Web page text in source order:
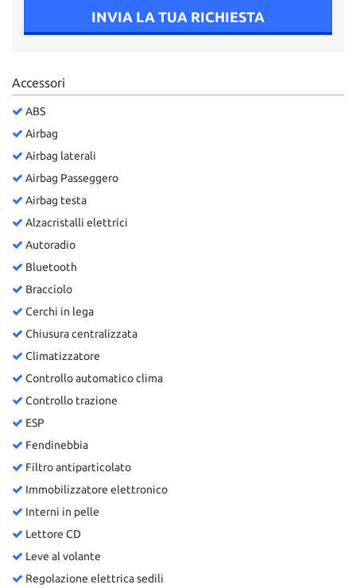
INVIA LA TUA RICHIESTA
Accessori
ABS
Airbag
Airbag laterali
Airbag Passeggero
Airbag testa
Alzacristalli elettrici
Autoradio
Bluetooth
Bracciolo
Cerchi in lega
Chiusura centralizzata
Climatizzatore
Controllo automatico clima
Controllo trazione
ESP
Fendinebbia
Filtro antiparticolato
Immobilizzatore elettronico
Interni in pelle
Lettore CD
Leve al volante
Regolazione elettrica sedili